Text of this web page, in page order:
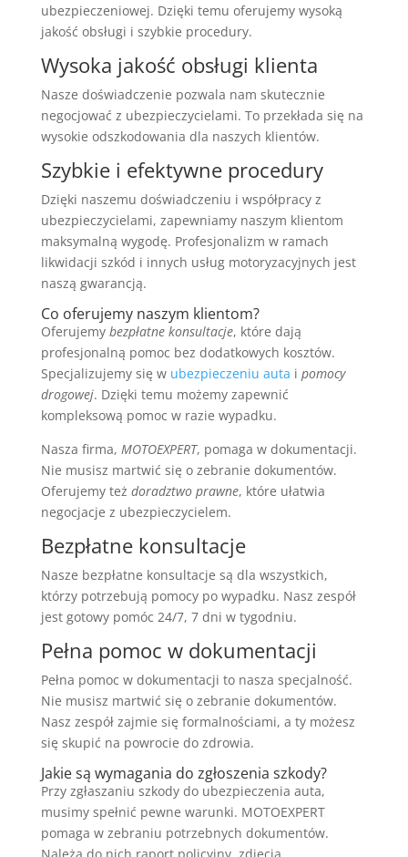
ubezpieczeniowej. Dzięki temu oferujemy wysoką
jakość obsługi i szybkie procedury.
Wysoka jakość obsługi klienta
Nasze doświadczenie pozwala nam skutecznie
negocjować z ubezpieczycielami. To przekłada się na
wysokie odszkodowania dla naszych klientów.
Szybkie i efektywne procedury
Dzięki naszemu doświadczeniu i współpracy z
ubezpieczycielami, zapewniamy naszym klientom
maksymalną wygodę. Profesjonalizm w ramach
likwidacji szkód i innych usług motoryzacyjnych jest
naszą gwarancją.
Co oferujemy naszym klientom?
Oferujemy bezpłatne konsultacje, które dają
profesjonalną pomoc bez dodatkowych kosztów.
Specjalizujemy się w ubezpieczeniu auta i pomocy
drogowej. Dzięki temu możemy zapewnić
kompleksową pomoc w razie wypadku.
Nasza firma, MOTOEXPERT, pomaga w dokumentacji.
Nie musisz martwić się o zebranie dokumentów.
Oferujemy też doradztwo prawne, które ułatwia
negocjacje z ubezpieczycielem.
Bezpłatne konsultacje
Nasze bezpłatne konsultacje są dla wszystkich,
którzy potrzebują pomocy po wypadku. Nasz zespół
jest gotowy pomóc 24/7, 7 dni w tygodniu.
Pełna pomoc w dokumentacji
Pełna pomoc w dokumentacji to nasza specjalność.
Nie musisz martwić się o zebranie dokumentów.
Nasz zespół zajmie się formalnościami, a ty możesz
się skupić na powrocie do zdrowia.
Jakie są wymagania do zgłoszenia szkody?
Przy zgłaszaniu szkody do ubezpieczenia auta,
musimy spełnić pewne warunki. MOTOEXPERT
pomaga w zebraniu potrzebnych dokumentów.